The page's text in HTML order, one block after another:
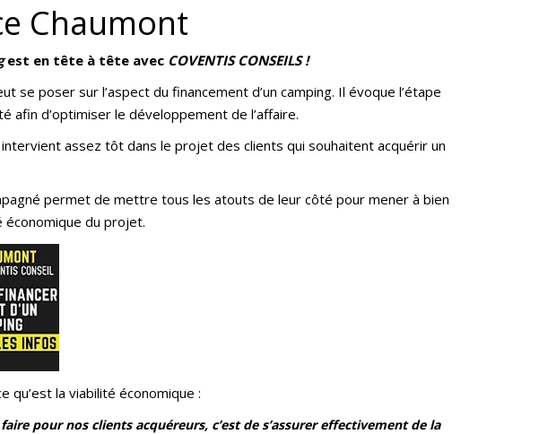
Chaumont
est en tête à têteavec COVENTIS CONSEILS !
poser sur l’aspect du financement d’un camping. Il évoque l’étape
afin d’optimiser le développement de l’affaire.
assez tôt dans le projet des clients qui souhaitent acquérir un
permet de mettre tous les atouts de leur côté pour mener à bien
économique du projet.
qu’est la viabilité économique :
pour nos clients acquéreurs, c’est de s’assurer effectivement de la